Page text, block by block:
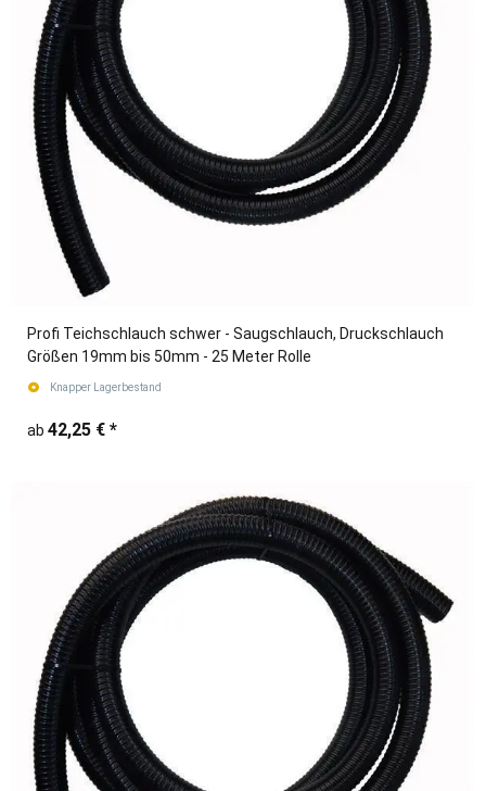
Profi Teichschlauch schwer - Saugschlauch, Druckschlauch
Größen 19mm bis 50mm - 25 Meter Rolle
Knapper Lagerbestand
ab 42,25 € *